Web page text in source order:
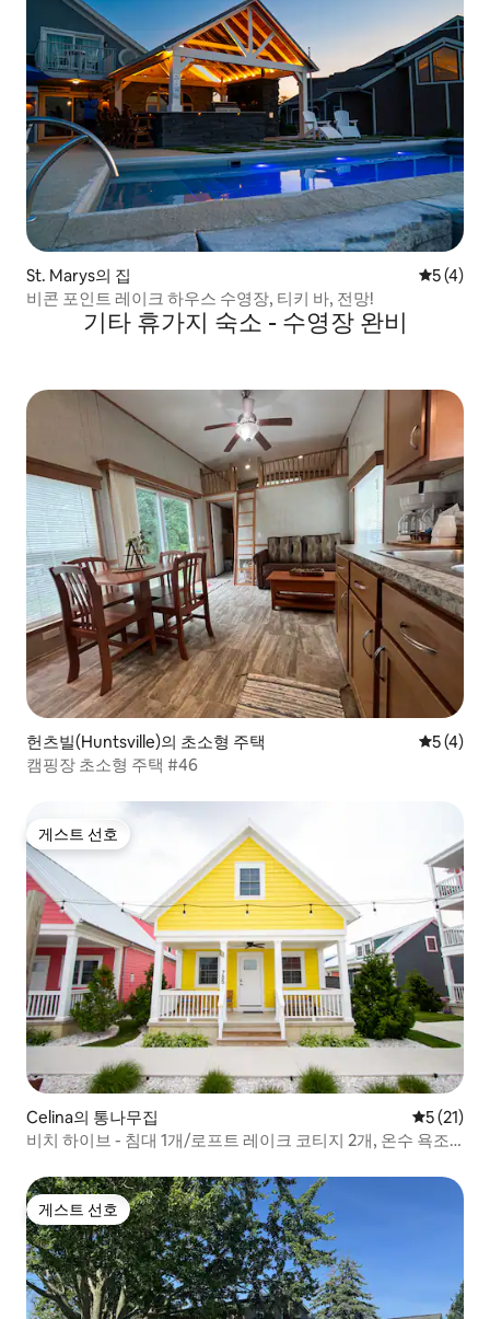
St. Marys의 집 평점 5점
5 (4)
비콘 포인트 레이크 하우스 수영장, 티키 바, 전망!
기타 휴가지 숙소 - 수영장 완비
헌츠빌(Huntsville)의 초소형 주택 평점 5점
5 (4)
캠핑장 초소형 주택 #46
게스트 선호
게스트 선호
Celina의 통나무집 평점 5점
5 (21)
비치 하이브 - 침대 1개/로프트 레이크 코티지 2개, 온수 욕조
게스트 선호
게스트 선호